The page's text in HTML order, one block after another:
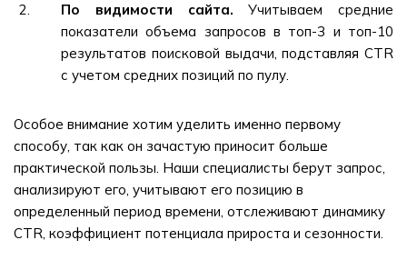
По видимости сайта. Учитываем средние
показатели объема запросов в топ-3 и топ-10
результатов поисковой выдачи, подставляя CTR
с учетом средних позиций по пулу.
Особое внимание хотим уделить именно первому
способу, так как он зачастую приносит больше
практической пользы. Наши специалисты берут запрос,
анализируют его, учитывают его позицию в
определенный период времени, отслеживают динамику
CTR, коэффициент потенциала прироста и сезонности.